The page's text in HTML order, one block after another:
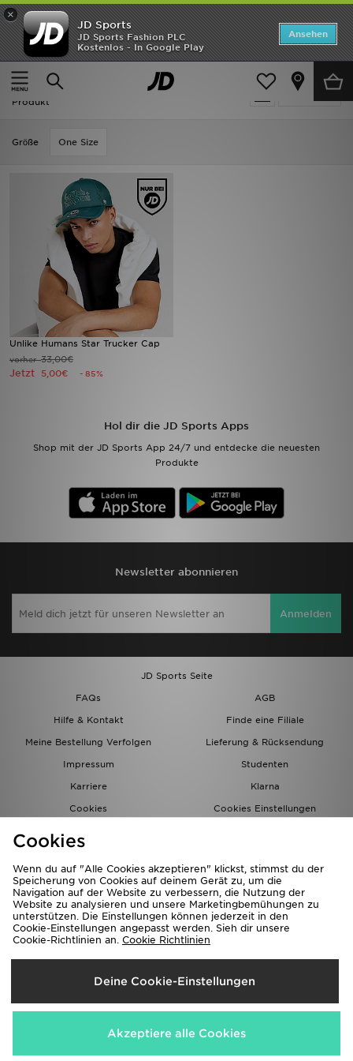
×
JD Sports
JD Sports Fashion PLC
Kostenlos - In Google Play
Ansehen
Home
Herren Herren Accessoires Caps
Verfeinern
Unlike Humans Caps - Geschenke
Produkt
Grӧße One Size
Unlike Humans Star Trucker Cap
vorher33,00€
Jetzt 5,00€ - 85%
Hol dir die JD Sports Apps
Shop mit der JD Sports App 24/7 und entdecke die neuesten
Produkte
Newsletter abonnieren
Anmelden
JD Sports Seite
FAQs
AGB
Hilfe & Kontakt
Finde eine Filiale
Meine Bestellung Verfolgen
Lieferung & Rücksendung
Impressum
Studenten
Karriere
Klarna
Cookies
Cookies Einstellungen
Lieferung Nach
Deutschland
Wir akzeptieren folgende Zahlungsmethoden
ANGEBOTE
Neuheiten
Herren
Bestsellers
Fußball
Sport
Geschenkgutschein
Cookies
Wenn du auf "Alle Cookies akzeptieren" klickst, stimmst du der
Speicherung von Cookies auf deinem Gerät zu, um die
Navigation auf der Website zu verbessern, die Nutzung der
Website zu analysieren und unsere Marketingbemühungen zu
unterstützen. Die Einstellungen können jederzeit in den
Cookie-Einstellungen angepasst werden. Sieh dir unsere
Cookie-Richtlinien an. Cookie Richtlinien
Deine Cookie-Einstellungen
Akzeptiere alle Cookies